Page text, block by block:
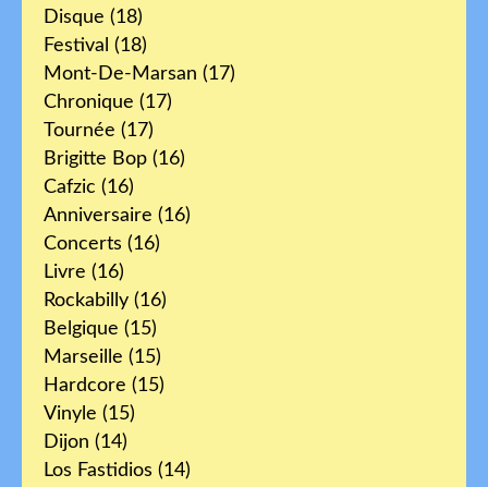
Disque (18)
Festival (18)
Mont-De-Marsan (17)
Chronique (17)
Tournée (17)
Brigitte Bop (16)
Cafzic (16)
Anniversaire (16)
Concerts (16)
Livre (16)
Rockabilly (16)
Belgique (15)
Marseille (15)
Hardcore (15)
Vinyle (15)
Dijon (14)
Los Fastidios (14)